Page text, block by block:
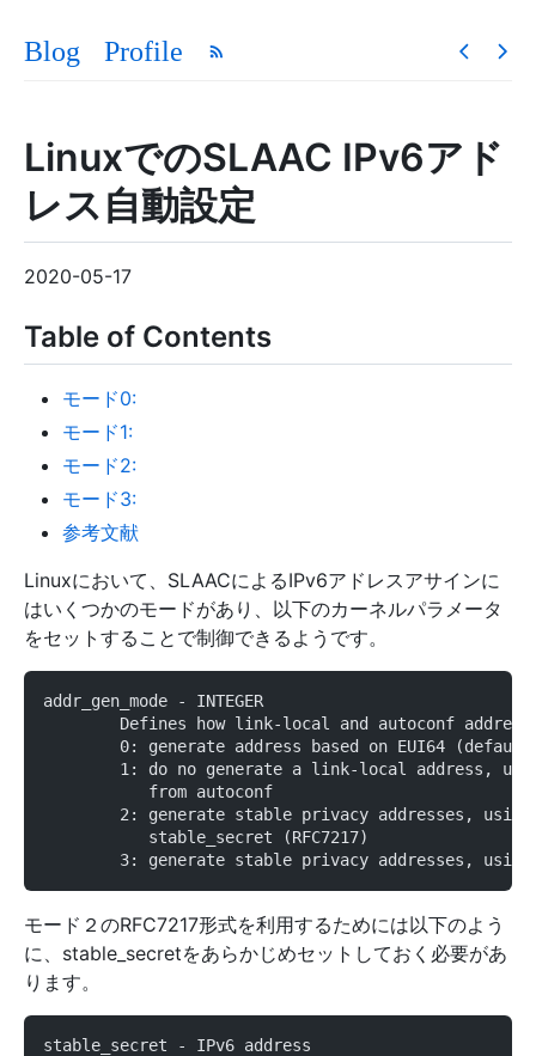
Blog Profile
LinuxでのSLAAC IPv6アド
レス自動設定
2020-05-17
Table of Contents
モード0:
モード1:
モード2:
モード3:
参考文献
Linuxにおいて、SLAACによるIPv6アドレスアサインに
はいくつかのモードがあり、以下のカーネルパラメータ
をセットすることで制御できるようです。
addr_gen_mode - INTEGER
Defines how link-local and autoconf
0: generate address based on EUI64
1: do no generate a link-local address,
	   from autoconf
2: generate stable privacy addresses,
	   stable_secret (RFC7217)
3: generate stable privacy addresses,
モード２のRFC7217形式を利用するためには以下のよう
に、stable_secretをあらかじめセットしておく必要があ
ります。
stable_secret - IPv6 address